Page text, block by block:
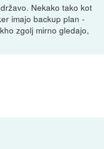
Nekako tako kot
imajo backup plan -
zgolj mirno gledajo,